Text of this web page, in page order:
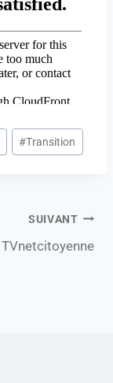
#Transition
SUIVANT
TVnetcitoyenne